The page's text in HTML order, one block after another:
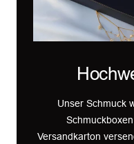
Unser Schmuck
Versandkarton